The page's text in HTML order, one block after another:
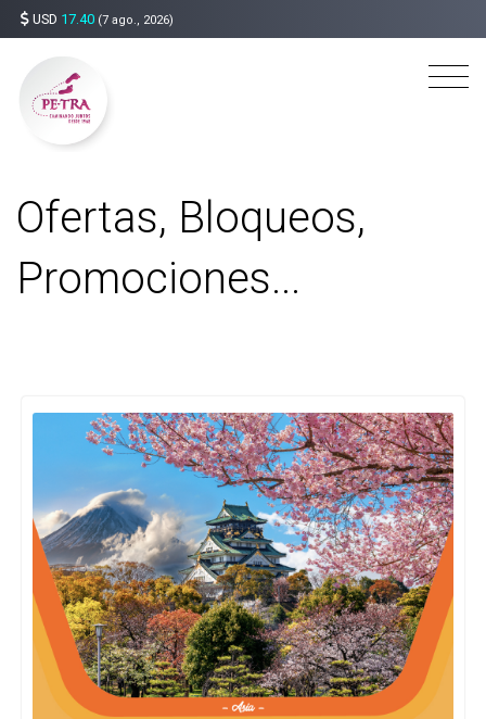
USD 17.40 (7 ago., 2026)
Ofertas, Bloqueos,
Promociones...